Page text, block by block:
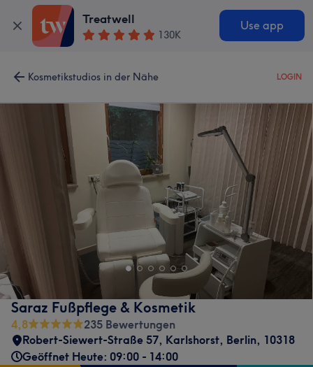
Treatwell
130K
Use app
Kosmetikstudios in der Nähe LOGIN
Saraz Fußpflege & Kosmetik
4,8
235 Bewertungen
Robert-Siewert-Straße 57, Karlshorst, Berlin, 10318
Geöffnet Heute: 09:00 - 14:00